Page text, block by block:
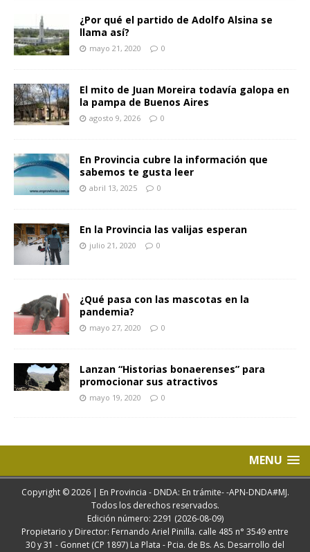
¿Por qué el partido de Adolfo Alsina se
llama así?
mayo 21, 2020 0
El mito de Juan Moreira todavía galopa en
la pampa de Buenos Aires
agosto 9, 2026 0
En Provincia cubre la información que
sabemos te gusta leer
abril 13, 2025 0
En la Provincia las valijas esperan
julio 21, 2020 0
¿Qué pasa con las mascotas en la
pandemia?
mayo 27, 2020 0
Lanzan “Historias bonaerenses” para
promocionar sus atractivos
mayo 19, 2020 0
MENU
Copyright © 2026 | En Provincia - DNDA: En trámite- -APN-DNDA#MJ.
Todos los derechos reservados.
Edición número: 2291 (2026-08-09)
Propietario y Director: Fernando Ariel Pinilla. calle 485 n° 3549 entre
30 y 31 - Gonnet (CP 1897) La Plata - Pcia. de Bs. As. Desarrollo del